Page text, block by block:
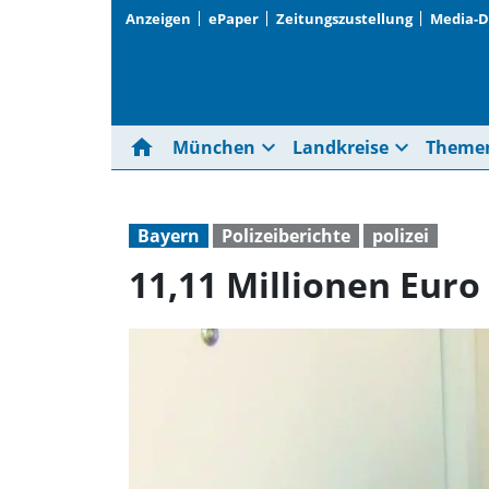
Anzeigen ePaper Zeitungszustellung Media-
home München expand_more Landkreise expand_more
Bayern Polizeiberichte polizei
11,11 Millionen